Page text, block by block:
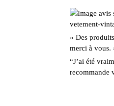
choisies
« Des
merci à vous.
“J’ai été
recommande